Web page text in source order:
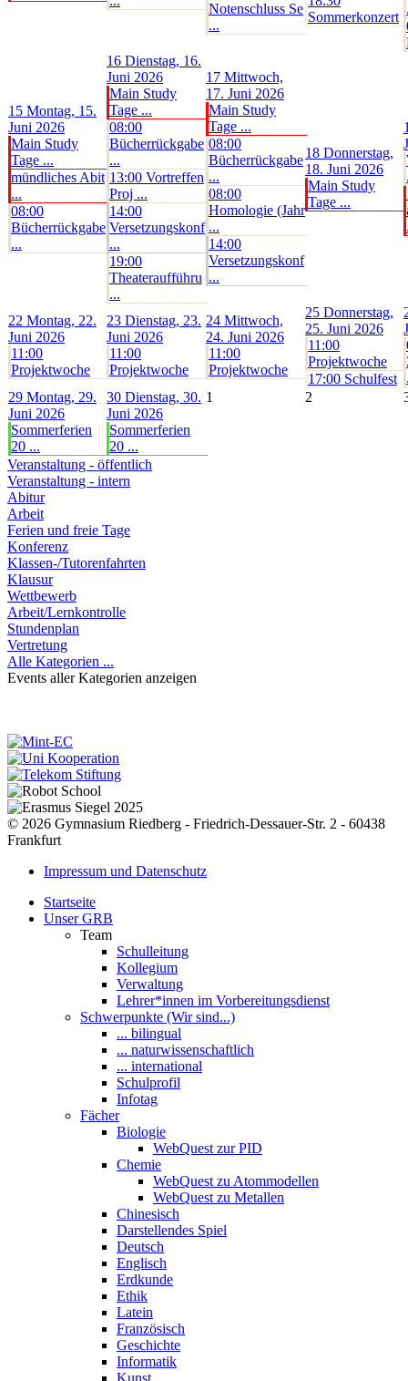
Notenschluss Se
...
Sommerkonzert
15 Montag, 15.
Juni 2026
Main Study
Tage ...
mündliches Abit
...
08:00
Bücherrückgabe
...
16 Dienstag, 16.
Juni 2026
Main Study
Tage ...
08:00
Bücherrückgabe
...
13:00 Vortreffen
Proj ...
14:00
Versetzungskonf
...
19:00
Theateraufführu
...
17 Mittwoch,
17. Juni 2026
Main Study
Tage ...
08:00
Bücherrückgabe
...
08:00
Homologie (Jahr
...
14:00
Versetzungskonf
...
18 Donnerstag,
18. Juni 2026
Main Study
Tage ...
22 Montag, 22.
Juni 2026
11:00
Projektwoche
23 Dienstag, 23.
Juni 2026
11:00
Projektwoche
24 Mittwoch,
24. Juni 2026
11:00
Projektwoche
25 Donnerstag,
25. Juni 2026
11:00
Projektwoche
17:00 Schulfest
29 Montag, 29.
Juni 2026
Sommerferien
20 ...
30 Dienstag, 30.
Juni 2026
Sommerferien
20 ...
1 2
Veranstaltung - öffentlich
Veranstaltung - intern
Abitur
Arbeit
Ferien und freie Tage
Konferenz
Klassen-/Tutorenfahrten
Klausur
Wettbewerb
Arbeit/Lernkontrolle
Stundenplan
Vertretung
Alle Kategorien ...
Events aller Kategorien anzeigen
© 2026 Gymnasium Riedberg - Friedrich-Dessauer-Str. 2 - 60438
Frankfurt
Impressum und Datenschutz
Startseite
Unser GRB
Team
Schulleitung
Kollegium
Verwaltung
Lehrer*innen im Vorbereitungsdienst
Schwerpunkte (Wir sind...)
... bilingual
... naturwissenschaftlich
... international
Schulprofil
Infotag
Fächer
Biologie
WebQuest zur PID
Chemie
WebQuest zu Atommodellen
WebQuest zu Metallen
Chinesisch
Darstellendes Spiel
Deutsch
Englisch
Erdkunde
Ethik
Latein
Französisch
Geschichte
Informatik
Kunst